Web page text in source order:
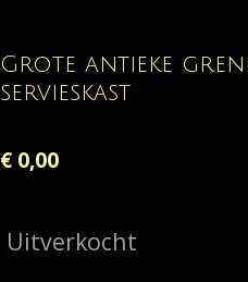
Grote antieke
servieskast
€ 0,00
Uitverkocht